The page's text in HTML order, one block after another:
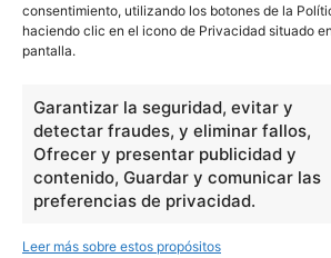
consentimiento, utilizando los botones de la
haciendo clic en el icono de Privacidad situado
pantalla.
Garantizar la seguridad, evitar y
detectar fraudes, y eliminar fallos,
Ofrecer y presentar publicidad y
contenido, Guardar y comunicar las
preferencias de privacidad.
Leer más sobre estos propósitos
Filosofía
Historia
Tecnología
Varios